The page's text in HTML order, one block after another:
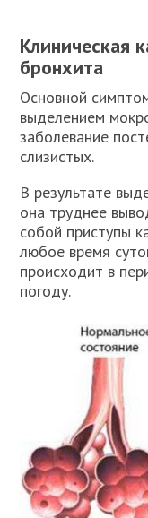
Клиническая
бронхита
Основной
выделением
заболевание
слизистых.
В результате
она труднее
собой приступы
любое время
происходит в
погоду.